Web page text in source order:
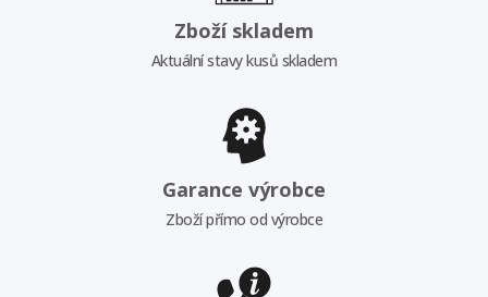
Zboží skladem
Aktuální stavy kusů skladem
Garance výrobce
Zboží přímo od výrobce